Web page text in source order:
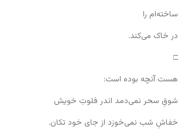
ساخته‌ام را
در خاک می‌کند.
□
هست آنچه بوده است:
شوقِ سحر نمی‌دمد اندر فلوتِ خویش
خفاشِ شب نمی‌خورَد از جای خود تکان.